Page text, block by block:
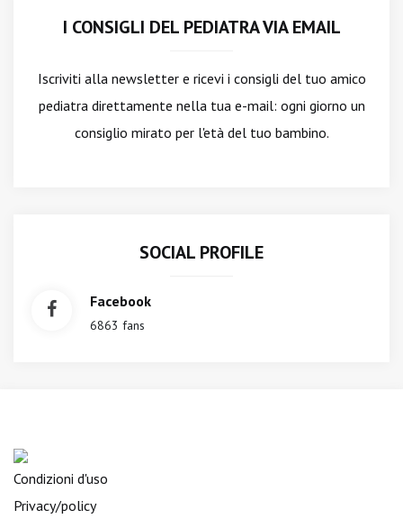
I CONSIGLI DEL PEDIATRA VIA EMAIL
Iscriviti alla newslettere ricevi i consigli del tuo amico
pediatra direttamente nella tua e-mail: ogni giorno un
consiglio mirato per l'età del tuo bambino.
SOCIAL PROFILE
Facebook
6863 fans
Condizioni d'uso
Privacy/policy